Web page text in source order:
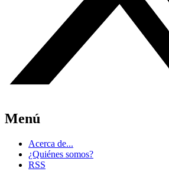
Menú
Acerca de...
¿Quiénes somos?
RSS